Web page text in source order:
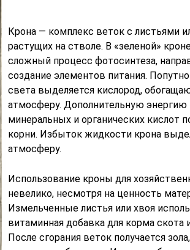
Крона — комплекс веток с листьями
растущих на стволе. В «зеленой»
сложный процесс фотосинтеза,
создание элементов питания.
света выделяется кислород,
атмосферу. Дополнительную энергию
минеральных и органических кислот
корни. Избыток жидкости крона
атмосферу.
Использование кроны для
невелико, несмотря на ценность
Измельченные листья или хвоя
витаминная добавка для корма скота
После сгорания веток получается